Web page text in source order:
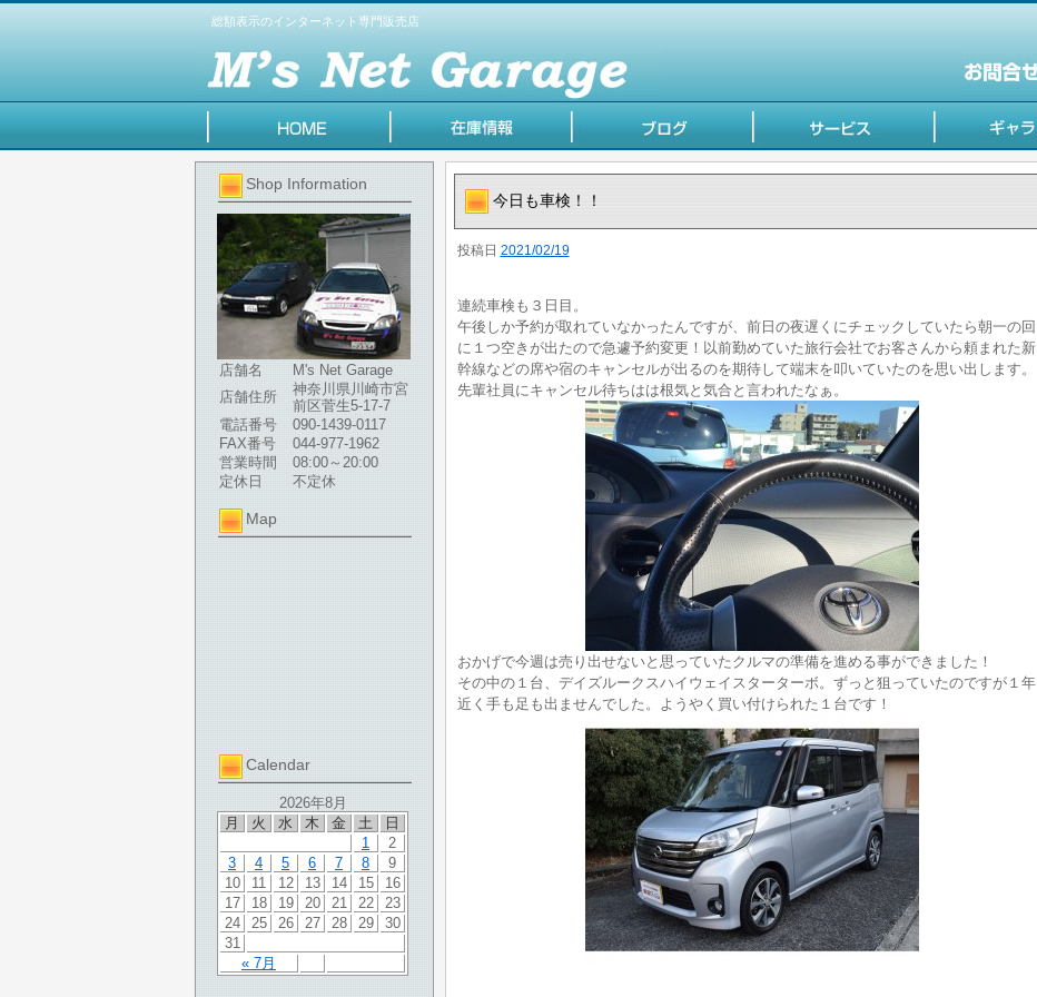
総額表示のインターネット専門販売店
Shop Information
店舗名
M's Net Garage
店舗住所
神奈川県川崎市宮
前区菅生5-17-7
電話番号
090-1439-0117
FAX番号
044-977-1962
営業時間
08:00～20:00
定休日
不定休
Map
Calendar
2026年8月
月
火 水 木 金 土 日
« 7月
1
2
3
4 5 6 7 8
9
10
11 12 13 14 15
16
17
18 19 20 21 22
23
24
25 26 27 28 29
30
31
今日も車検！！
投稿日 2021/02/19
連続車検も３日目。
午後しか予約が取れていなかったんですが、前日の夜遅くにチェックしていたら朝一の回
に１つ空きが出たので急遽予約変更！以前勤めていた旅行会社でお客さんから頼まれた新
幹線などの席や宿のキャンセルが出るのを期待して端末を叩いていたのを思い出します。
先輩社員にキャンセル待ちはは根気と気合と言われたなぁ。
おかげで今週は売り出せないと思っていたクルマの準備を進める事ができました！
その中の１台、デイズルークスハイウェイスターターボ。ずっと狙っていたのですが１年
近く手も足も出ませんでした。ようやく買い付けられた１台です！